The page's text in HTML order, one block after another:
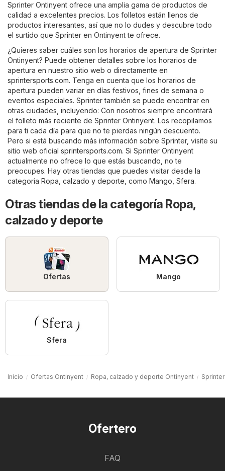
Sprinter Ontinyent ofrece una amplia gama de productos de
calidad a excelentes precios. Los folletos están llenos de
productos interesantes, así que no lo dudes y descubre todo
el surtido que Sprinter en Ontinyent te ofrece.
¿Quieres saber cuáles son los horarios de apertura de Sprinter
Ontinyent? Puede obtener detalles sobre los horarios de
apertura en nuestro sitio web o directamente en
sprintersports.com. Tenga en cuenta que los horarios de
apertura pueden variar en días festivos, fines de semana o
eventos especiales. Sprinter también se puede encontrar en
otras ciudades, incluyendo: Con nosotros siempre encontrará
el folleto más reciente de Sprinter Ontinyent. Los recopilamos
para ti cada día para que no te pierdas ningún descuento.
Pero si está buscando más información sobre Sprinter, visite su
sitio web oficial sprintersports.com. Si Sprinter Ontinyent
actualmente no ofrece lo que estás buscando, no te
preocupes. Hay otras tiendas que puedes visitar desde la
categoría Ropa, calzado y deporte , como Mango Sfera.
Otras tiendas de la categoría Ropa,
calzado y deporte
Ofertas Mango
Sfera
Inicio Ofertas Ontinyent Ropa, calzado y deporte Ontinyent
Ofertero
FAQ